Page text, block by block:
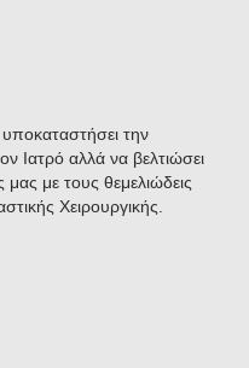
αδένα του
την
Ιατρό αλλά να βελτιώσει
μας με τους θεμελιώδεις
Χειρουργικής.